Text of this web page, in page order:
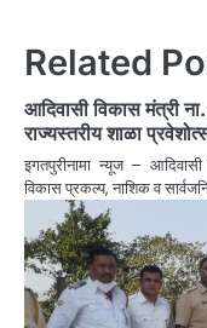
Related
आदिवासी विकास मंत्री
राज्यस्तरीय शाळा
इगतपुरीनामा न्यूज –
विकास प्रकल्प, नाशिक व